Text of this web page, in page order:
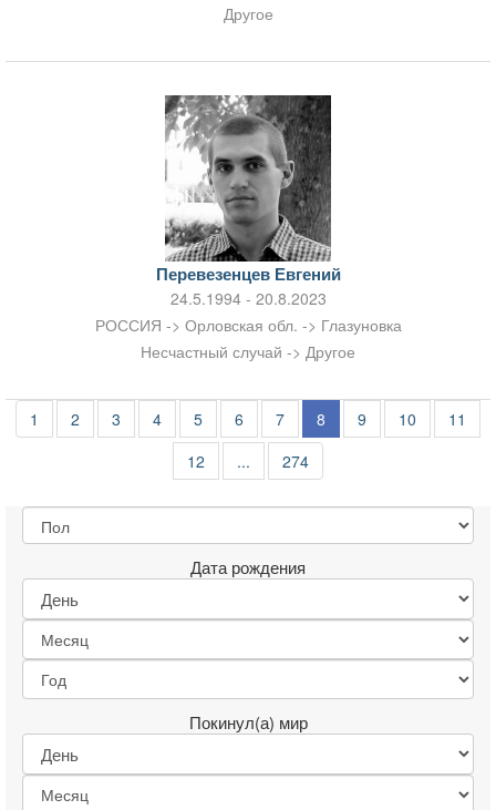
Другое
Перевезенцев Евгений
24.5.1994 - 20.8.2023
РОССИЯ -> Орловская обл. -> Глазуновка
Несчастный случай -> Другое
1 2 3 4 5 6 7 8 9 10
11
12
... 274
Дата рождения
Покинул(а) мир